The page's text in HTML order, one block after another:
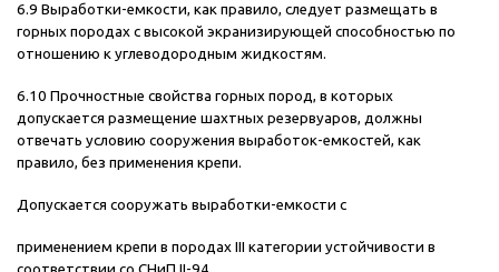
6.9 Выработки-емкости, как правило, следует размещать в
горных породах с высокой экранизирующей способностью по
отношению к углеводородным жидкостям.
6.10 Прочностные свойства горных пород, в которых
допускается размещение шахтных резервуаров, должны
отвечать условию сооружения выработок-емкостей, как
правило, без применения крепи.
Допускается сооружать выработки-емкости с
применением крепи в породах III категории устойчивости в